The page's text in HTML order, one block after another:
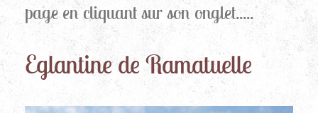
page en cliquant sur son onglet.....
Eglantine de Ramatuelle